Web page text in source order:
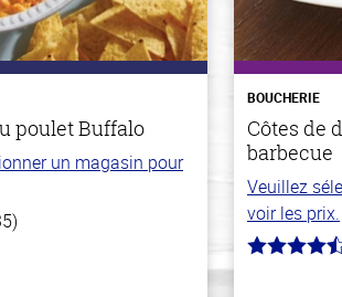
poulet Buffalo
un magasin pour
BOUCHERIE
Côtes de
barbecue
Veuillez
voir les prix.
4.7